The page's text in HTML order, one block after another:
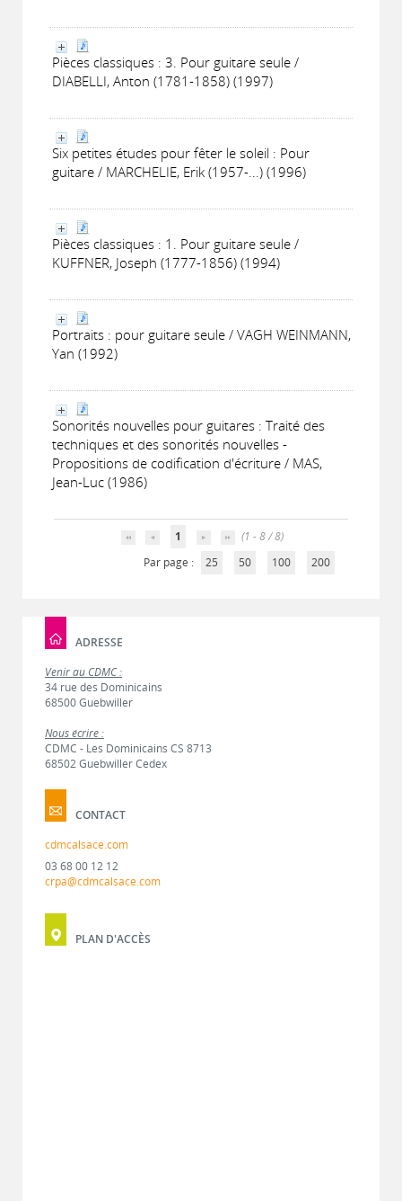
Pièces classiques : 3. Pour guitare seule /
DIABELLI, Anton (1781-1858) (1997)
Six petites études pour fêter le soleil : Pour
guitare / MARCHELIE, Erik (1957-...) (1996)
Pièces classiques : 1. Pour guitare seule /
KUFFNER, Joseph (1777-1856) (1994)
Portraits : pour guitare seule / VAGH WEINMANN,
Yan (1992)
Sonorités nouvelles pour guitares : Traité des
techniques et des sonorités nouvelles -
Propositions de codification d'écriture / MAS,
Jean-Luc (1986)
1
(1 - 8 / 8)
Par page :
25 50 100 200
ADRESSE
Venir au CDMC :
34 rue des Dominicains
68500 Guebwiller
Nous écrire :
CDMC - Les Dominicains CS 8713
68502 Guebwiller Cedex
CONTACT
cdmcalsace.com
03 68 00 12 12
crpa@cdmcalsace.com
PLAN D'ACCÈS